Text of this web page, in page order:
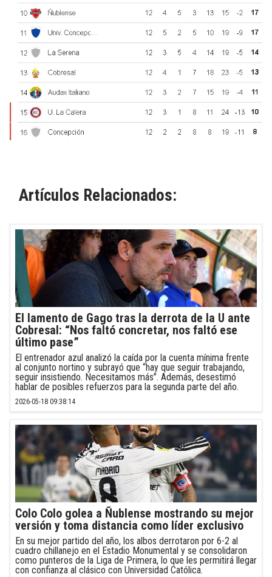
Artículos Relacionados:
El lamento de Gago tras la derrota de la U ante
Cobresal: “Nos faltó concretar, nos faltó ese
último pase”
El entrenador azul analizó la caída por la cuenta mínima frente
al conjunto nortino y subrayó que “hay que seguir trabajando,
seguir insistiendo. Necesitamos más”. Además, desestimó
hablar de posibles refuerzos para la segunda parte del año.
2026-05-18 09:38:14
Colo Colo golea a Ñublense mostrando su mejor
versión y toma distancia como líder exclusivo
En su mejor partido del año, los albos derrotaron por 6-2 al
cuadro chillanejo en el Estadio Monumental y se consolidaron
como punteros de la Liga de Primera, lo que les permitirá llegar
con confianza al clásico con Universidad Católica.